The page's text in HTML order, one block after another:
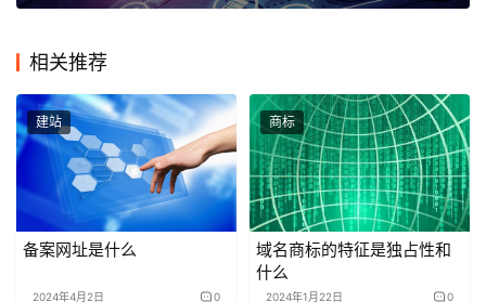
相关推荐
建站
备案网址是什么
2024年4月2日 0
商标
域名商标的特征是独占性和
什么
2024年1月22日 0